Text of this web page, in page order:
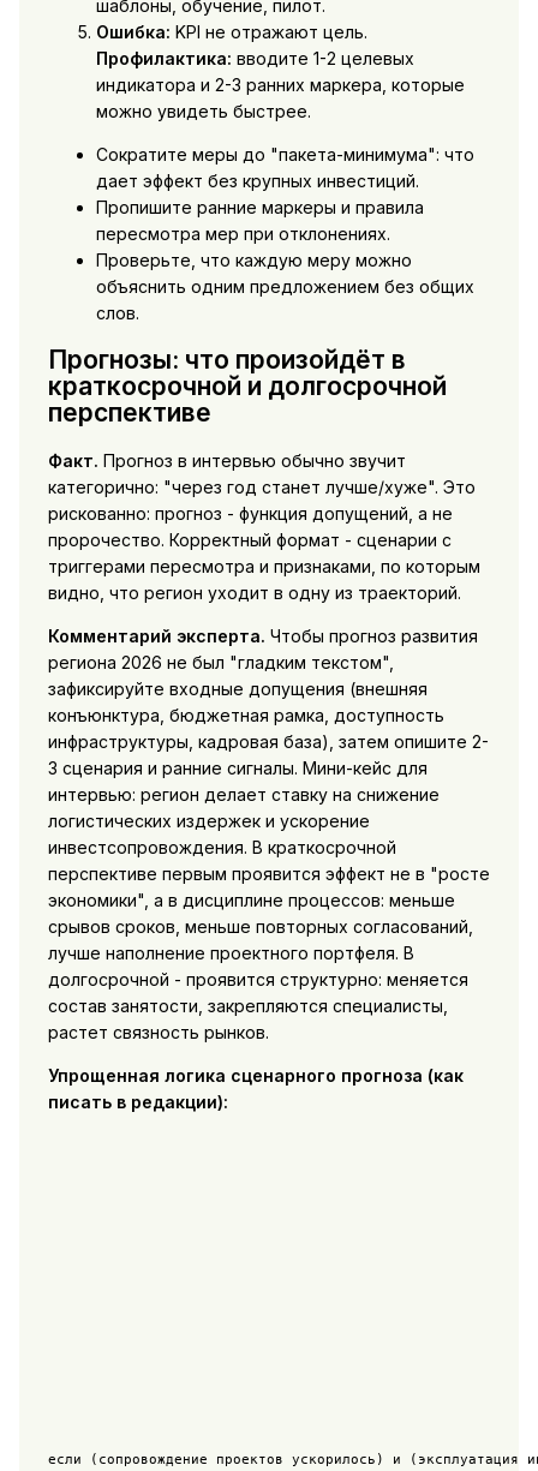
шаблоны, обучение, пилот.
Ошибка: KPI не отражают цель.
Профилактика: вводите 1-2 целевых
индикатора и 2-3 ранних маркера, которые
можно увидеть быстрее.
Сократите меры до "пакета-минимума": что
дает эффект без крупных инвестиций.
Пропишите ранние маркеры и правила
пересмотра мер при отклонениях.
Проверьте, что каждую меру можно
объяснить одним предложением без общих
слов.
Прогнозы: что произойдёт в
краткосрочной и долгосрочной
перспективе
Факт. Прогноз в интервью обычно звучит
категорично: "через год станет лучше/хуже". Это
рискованно: прогноз - функция допущений, а не
пророчество. Корректный формат - сценарии с
триггерами пересмотра и признаками, по которым
видно, что регион уходит в одну из траекторий.
Комментарий эксперта. Чтобы прогноз развития
региона 2026 не был "гладким текстом",
зафиксируйте входные допущения (внешняя
конъюнктура, бюджетная рамка, доступность
инфраструктуры, кадровая база), затем опишите 2-
3 сценария и ранние сигналы. Мини-кейс для
интервью: регион делает ставку на снижение
логистических издержек и ускорение
инвестсопровождения. В краткосрочной
перспективе первым проявится эффект не в "росте
экономики", а в дисциплине процессов: меньше
срывов сроков, меньше повторных согласований,
лучше наполнение проектного портфеля. В
долгосрочной - проявится структурно: меняется
состав занятости, закрепляются специалисты,
растет связность рынков.
Упрощенная логика сценарного прогноза (как
писать в редакции):
если (сопровождение проектов ускорилось) и (эксплуатация